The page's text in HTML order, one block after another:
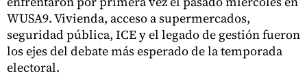
WUSA9. Vivienda, acceso a supermercados,
seguridad pública, ICE y el legado de gestión fueron
los ejes del debate más esperado de la temporada
electoral.